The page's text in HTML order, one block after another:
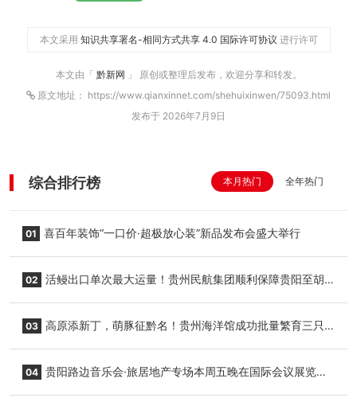
本文采用 知识共享署名-相同方式共享 4.0 国际许可协议 进行许可
本文由「 黔新网 」 原创或整理后发布，欢迎分享和转发。
原文地址： https://www.qianxinnet.com/shehuixinwen/75093.html
发布于 2026年7月9日
综合排行榜 本月热门 全年热门
01 喜百年装饰“一口价·超极放心装”新品发布会盛大举行
02 活鳗出口单次最大运量！贵州民航集团顺利保障贵阳至胡
03 高原添新丁，萌豚征黔名！贵州海洋馆成功批量繁育三只
04 贵阳路边音乐会·旅居地产专场本周五晚在国际会议展览中